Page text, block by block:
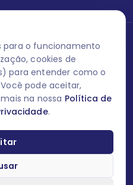
para o funcionamento
cookies de
para entender como o
pode aceitar,
na nossa Política de
.
comunique aquiuma
Este site contém
para os profissionais de saúde
M-AS ONE-BR-
os seus dados! Caso deseje
a qualquer momento entrando
na opção